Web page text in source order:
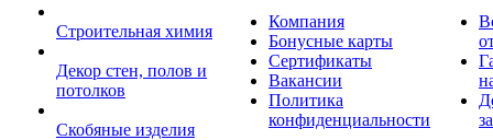
Строительная химия
Декор стен, полов и
потолков
Скобяные изделия
Компания
Бонусные карты
Сертификаты
Вакансии
Политика
конфиденциальности